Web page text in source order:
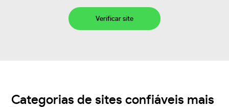
Verificar site
Categorias de sites confiáveis mais